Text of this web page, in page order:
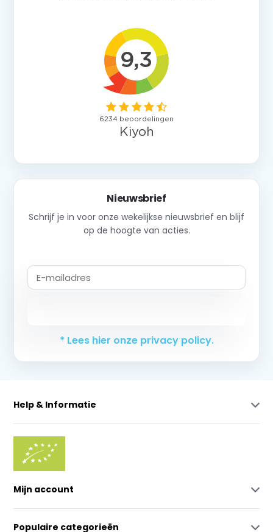
Nieuwsbrief
Schrijf je in voor onze wekelijkse nieuwsbrief en blijf
op de hoogte van acties.
* Lees hier onze privacy policy.
Help & Informatie
Mijn account
Populaire categorieën